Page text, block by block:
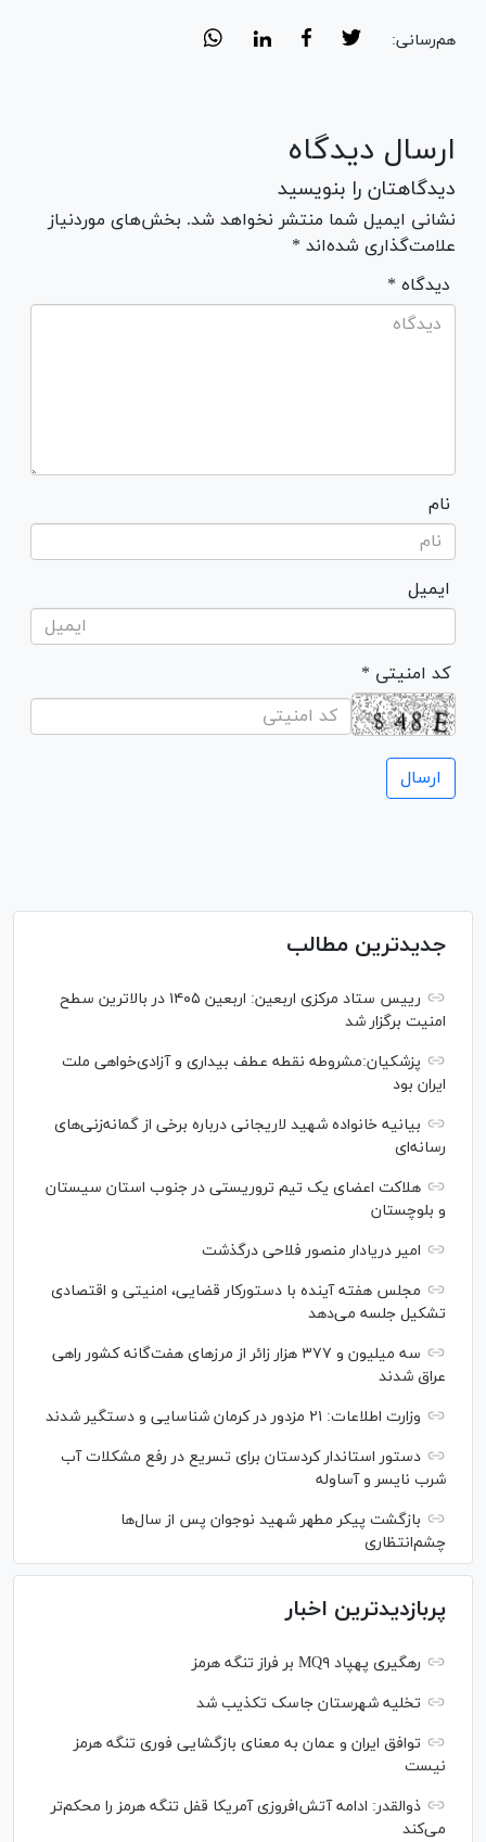
هم‌رسانی:
ارسال دیدگاه
دیدگاهتان را بنویسید
نشانی ایمیل شما منتشر نخواهد شد. بخش‌های موردنیاز
علامت‌گذاری شده‌اند *
* دیدگاه
نام
ایمیل
* کد امنیتی
جدیدترین مطالب
رییس ستاد مرکزی اربعین: اربعین ۱۴۰۵ در بالاترین سطح
امنیت برگزار شد
پزشکیان:مشروطه نقطه عطف بیداری و آزادی‌خواهی ملت
ایران بود
بیانیه خانواده شهید لاریجانی درباره برخی از گمانه‌زنی‌های
رسانه‌ای
هلاکت اعضای یک تیم تروریستی در جنوب استان سیستان
و بلوچستان
امیر دریادار منصور فلاحی درگذشت
مجلس هفته آینده با دستورکار قضایی، امنیتی و اقتصادی
تشکیل جلسه می‌دهد
سه میلیون و ۳۷۷ هزار زائر از مرز‌های هفت‌گانه کشور راهی
عراق شدند
وزارت اطلاعات: ۲۱ مزدور در کرمان شناسایی و دستگیر شدند
دستور استاندار کردستان برای تسریع در رفع مشکلات آب
شرب نایسر و آساوله
بازگشت پیکر مطهر شهید نوجوان پس از سال‌ها
چشم‌انتظاری
پربازدیدترین اخبار
رهگیری پهپاد MQ۹ بر فراز تنگه هرمز
تخلیه شهرستان جاسک تکذیب شد
توافق ایران و عمان به معنای بازگشایی فوری تنگه هرمز
نیست
ذوالقدر: ادامه آتش‌افروزی آمریکا قفل تنگه هرمز را محکم‌تر
می‌کند